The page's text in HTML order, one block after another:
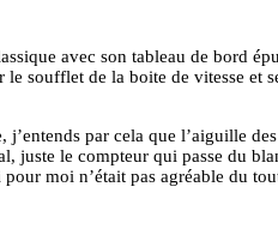
avec son tableau de bord
soufflet de la boite de vitesse et
par cela que l’aiguille
juste le compteur qui passe du
moi n’était pas agréable du